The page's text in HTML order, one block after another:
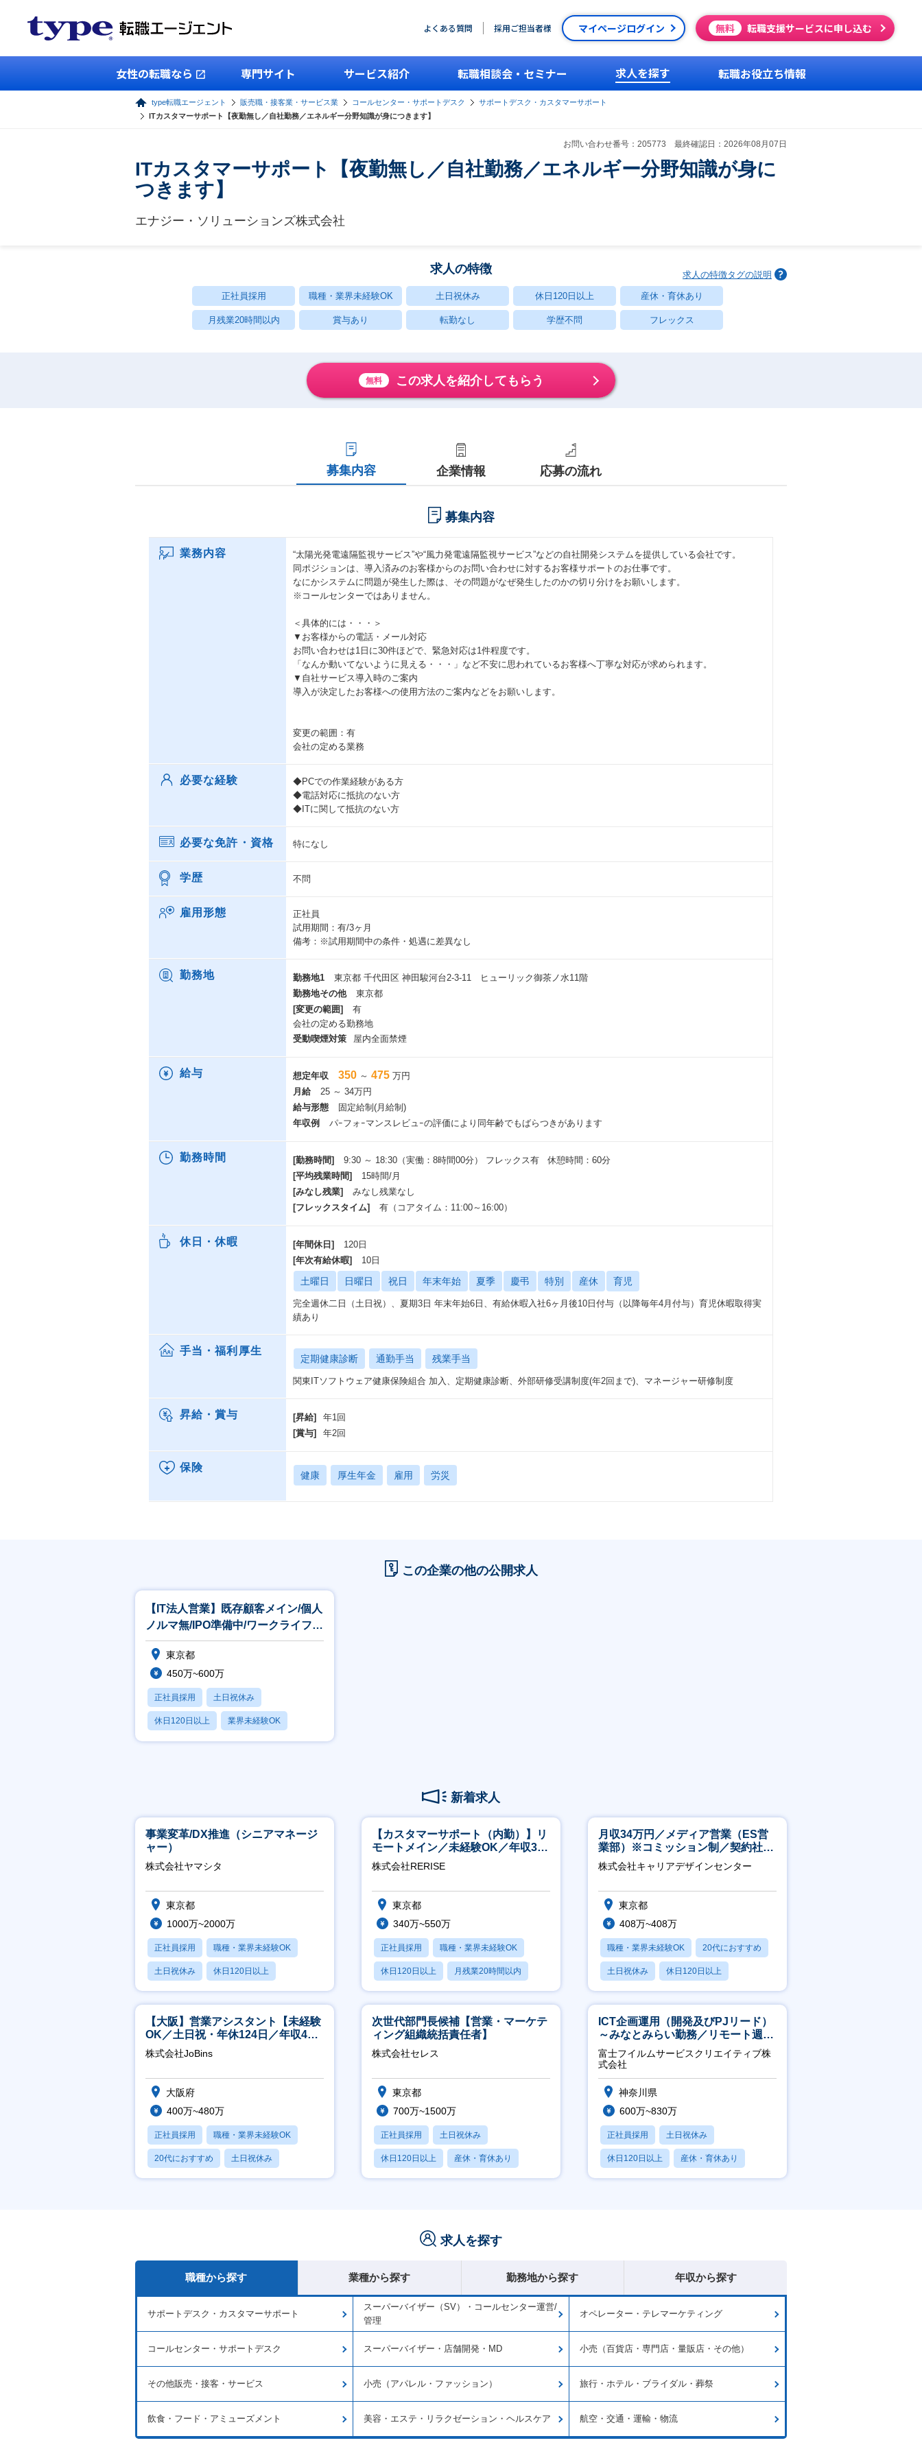
よくある質問 採用ご担当者様 マイページログイン 無料 転職支援サービスに申し込む
女性の転職なら 専門サイト サービス紹介 転職相談会・セミナー 求人を探す 転職お役立ち情報
type転職エージェント 販売職・接客業・サービス業 コールセンター・サポートデスク
サポートデスク・カスタマーサポート
ITカスタマーサポート【夜勤無し／自社勤務／エネルギー分野知識が身につきます】
お問い合わせ番号：205773 最終確認日：2026年08月07日
ITカスタマーサポート【夜勤無し／自社勤務／エネルギー分野知識が身に
つきます】
エナジー・ソリューションズ株式会社
求人の特徴 求人の特徴タグの説明
正社員採用 職種・業界未経験OK 土日祝休み 休日120日以上 産休・育休あり
月残業20時間以内 賞与あり 転勤なし 学歴不問 フレックス
無料 この求人を紹介してもらう
募集内容 企業情報 応募の流れ
募集内容
業務内容
“太陽光発電遠隔監視サービス”や“風力発電遠隔監視サービス”などの自社開発システムを提供している会社です。
同ポジションは、導入済みのお客様からのお問い合わせに対するお客様サポートのお仕事です。
なにかシステムに問題が発生した際は、その問題がなぜ発生したのかの切り分けをお願いします。
※コールセンターではありません。
＜具体的には・・・＞
▼お客様からの電話・メール対応
お問い合わせは1日に30件ほどで、緊急対応は1件程度です。
「なんか動いてないように見える・・・」など不安に思われているお客様へ丁寧な対応が求められます。
▼自社サービス導入時のご案内
導入が決定したお客様への使用方法のご案内などをお願いします。
変更の範囲：有
会社の定める業務
必要な経験
◆PCでの作業経験がある方
◆電話対応に抵抗のない方
◆ITに関して抵抗のない方
必要な免許・資格 特になし
学歴 不問
雇用形態
正社員
試用期間：有/3ヶ月
備考：※試用期間中の条件・処遇に差異なし
勤務地 勤務地1
東京都 千代田区 神田駿河台2-3-11 ヒューリック御茶ノ水11階
勤務地その他
東京都
[変更の範囲]
有
会社の定める勤務地
受動喫煙対策
屋内全面禁煙
給与 想定年収 350 ～ 475 万円
月給
25 ～ 34万円
給与形態
固定給制(月給制)
年収例
パｰフォｰマンスレビュｰの評価により同年齢でもばらつきがあります
勤務時間 [勤務時間]
9:30 ～ 18:30（実働：8時間00分） フレックス有 休憩時間：60分
[平均残業時間]
15時間/月
[みなし残業]
みなし残業なし
[フレックスタイム]
有（コアタイム：11:00～16:00）
休日・休暇 [年間休日]
120日
[年次有給休暇]
10日
土曜日 日曜日 祝日 年末年始 夏季 慶弔 特別 産休 育児
完全週休二日（土日祝）、夏期3日 年末年始6日、有給休暇入社6ヶ月後10日付与（以降毎年4月付与）育児休暇取得実
績あり
手当・福利厚生
定期健康診断 通勤手当 残業手当
関東ITソフトウェア健康保険組合 加入、定期健康診断、外部研修受講制度(年2回まで)、マネージャー研修制度
昇給・賞与 [昇給]
年1回
[賞与]
年2回
保険
健康 厚生年金 雇用 労災
この企業の他の公開求人
【IT法人営業】既存顧客メイン/個人
ノルマ無/IPO準備中/ワークライフバ
ランス
東京都
450万~600万
正社員採用 土日祝休み
休日120日以上 業界未経験OK
産休・育休あり
新着求人
事業変革/DX推進（シニアマネージ
ャー）
株式会社ヤマシタ
東京都
1000万~2000万
正社員採用 職種・業界未経験OK
土日祝休み 休日120日以上
産休・育休あり
【カスタマーサポート（内勤）】リ
モートメイン／未経験OK／年収340
万～／年間休日125日
株式会社RERISE
東京都
340万~550万
正社員採用 職種・業界未経験OK
休日120日以上 月残業20時間以内
賞与あり
月収34万円／メディア営業（ES営
業部）※コミッション制／契約社員
※4年目以降無期化
株式会社キャリアデザインセンター
東京都
408万~408万
職種・業界未経験OK 20代におすすめ
土日祝休み 休日120日以上
産休・育休あり
【大阪】営業アシスタント【未経験
OK／土日祝・年休124日／年収400
万～／転勤なし】
株式会社JoBins
大阪府
400万~480万
正社員採用 職種・業界未経験OK
20代におすすめ 土日祝休み
休日120日以上
次世代部門長候補【営業・マーケテ
ィング組織統括責任者】
株式会社セレス
東京都
700万~1500万
正社員採用 土日祝休み
休日120日以上 産休・育休あり
賞与あり
ICT企画運用（開発及びPJリード）
～みなとみらい勤務／リモート週
2OK／業務改善～
富士フイルムサービスクリエイティブ株
式会社
神奈川県
600万~830万
正社員採用 土日祝休み
休日120日以上 産休・育休あり
月残業20時間以内
求人を探す
職種から探す 業種から探す 勤務地から探す 年収から探す
サポートデスク・カスタマーサポート
スーパーバイザー（SV）・コールセンター運営/
管理
オペレーター・テレマーケティング
コールセンター・サポートデスク スーパーバイザー・店舗開発・MD 小売（百貨店・専門店・量販店・その他）
その他販売・接客・サービス 小売（アパレル・ファッション） 旅行・ホテル・ブライダル・葬祭
飲食・フード・アミューズメント 美容・エステ・リラクゼーション・ヘルスケア 航空・交通・運輸・物流